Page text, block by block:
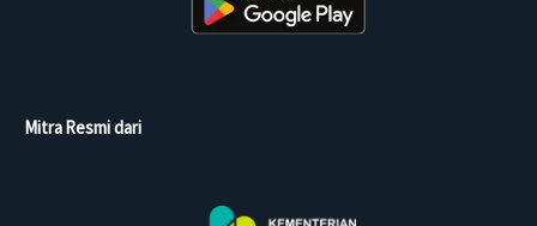
Mitra Resmi dari